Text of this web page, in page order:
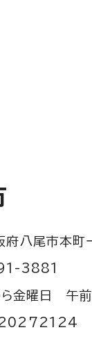
八尾市本町
3881
ら金曜日 午